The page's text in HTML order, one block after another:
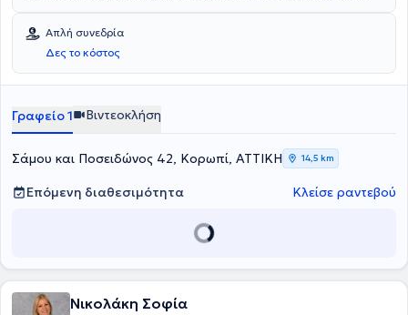
Απλή συνεδρία
Δες το κόστος
Γραφείο 1 Βιντεοκλήση
Σάμου και Ποσειδώνος 42, Κορωπί, ΑΤΤΙΚΗ 14,5 km
Επόμενη διαθεσιμότητα Κλείσε ραντεβού
Νικολάκη Σοφία